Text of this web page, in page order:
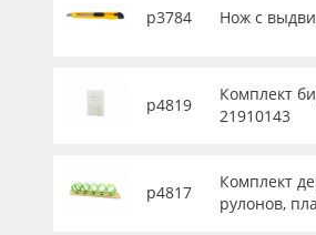
р3784 Нож с
р4819
Комплект
21910143
р4817
Комплект
рулонов,